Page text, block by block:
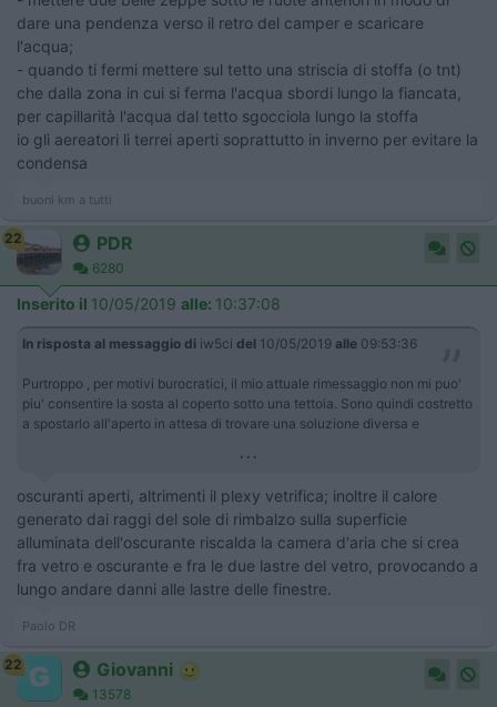
dare una pendenza verso il retro del camper e scaricare
l'acqua;
- quando ti fermi mettere sul tetto una striscia di stoffa (o tnt)
che dalla zona in cui si ferma l'acqua sbordi lungo la fiancata,
per capillarità l'acqua dal tetto sgocciola lungo la stoffa
io gli aereatori li terrei aperti soprattutto in inverno per evitare la
condensa
buoni km a tutti
22 PDR
6280
Inserito il 10/05/2019 alle: 10:37:08
In risposta al messaggio di iw5ci del 10/05/2019 alle 09:53:36
Purtroppo , per motivi burocratici, il mio attuale rimessaggio non mi puo'
piu' consentire la sosta al coperto sotto una tettoia. Sono quindi costretto
a spostarlo all'aperto in attesa di trovare una soluzione diversa e
...
oscuranti aperti, altrimenti il plexy vetrifica; inoltre il calore
generato dai raggi del sole di rimbalzo sulla superficie
alluminata dell'oscurante riscalda la camera d'aria che si crea
fra vetro e oscurante e fra le due lastre del vetro, provocando a
lungo andare danni alle lastre delle finestre.
Paolo DR
22 Giovanni
13578